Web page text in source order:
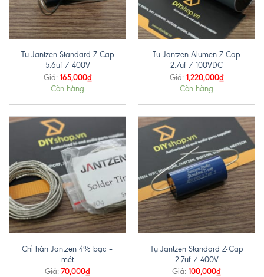
Tụ Jantzen Standard Z-Cap
5.6uf / 400V
Giá: 165,000₫
Còn hàng
Tụ Jantzen Alumen Z-Cap
2.7uf / 100VDC
Giá: 1,220,000₫
Còn hàng
Chì hàn Jantzen 4% bạc –
mét
Giá: 70,000₫
Tụ Jantzen Standard Z-Cap
2.7uf / 400V
Giá: 100,000₫